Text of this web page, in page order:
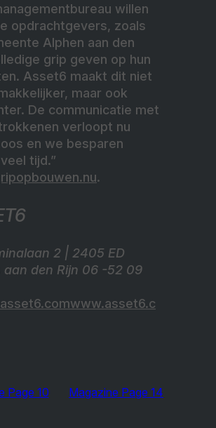
willen
opdrachtgevers, zoals
Alphen aan den
grip geven op hun
Asset6 maakt dit niet
maar ook
De communicatie met
verloopt nu
en we besparen
tijd.”
.
2 | 2405 ED
aan den Rijn 06 -52 09
Page 10 Magazine Page 14